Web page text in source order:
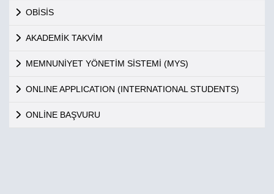
OBİSİS
AKADEMİK TAKVİM
MEMNUNİYET YÖNETİM SİSTEMİ (MYS)
ONLINE APPLICATION (INTERNATIONAL STUDENTS)
ONLİNE BAŞVURU